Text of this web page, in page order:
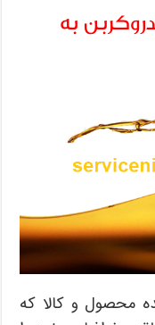
به
محصول و کالا که